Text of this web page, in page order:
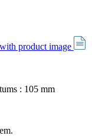
product image
: 105 mm